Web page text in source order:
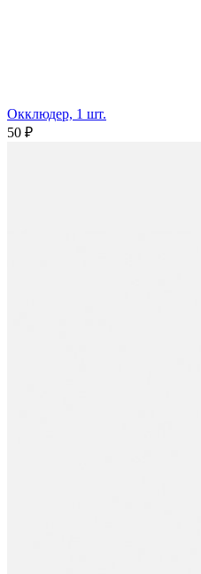
Окклюдер, 1 шт.
50 ₽